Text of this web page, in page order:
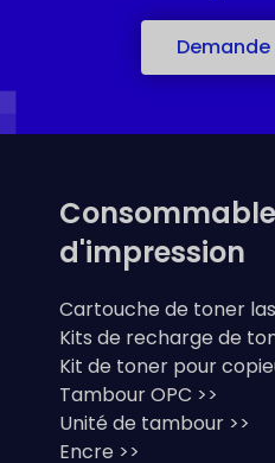
d'impression
Cartouche de toner
Kits de recharge de
Kit de toner pour
Tambour OPC >>
Unité de tambour >>
Encre >>